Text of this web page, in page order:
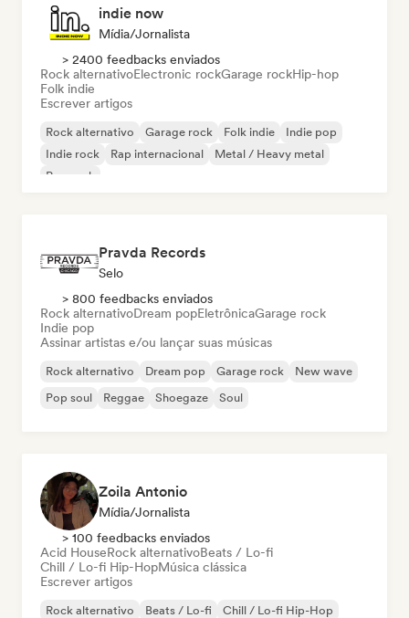
indie now
Mídia/Jornalista
> 2400 feedbacks enviados
Rock alternativoElectronic rockGarage rockHip-hop
Folk indie
Escrever artigos
Rock alternativo Garage rock Folk indie
Indie pop
Indie rock
Rap internacional
Metal / Heavy metal
Pop rock
Pravda Records
Selo
> 800 feedbacks enviados
Rock alternativoDream popEletrônicaGarage rock
Indie pop
Assinar artistas e/ou lançar suas músicas
Rock alternativo Dream pop Garage rock
New wave
Pop soul
Reggae Shoegaze Soul
Zoila Antonio
Mídia/Jornalista
> 100 feedbacks enviados
Acid HouseRock alternativoBeats / Lo-fi
Chill / Lo-fi Hip-HopMúsica clássica
Escrever artigos
Rock alternativo Beats / Lo-fi
Chill / Lo-fi Hip-Hop